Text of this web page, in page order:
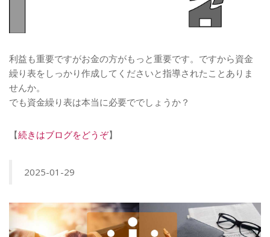
利益も重要ですがお金の方がもっと重要です。ですから資金
繰り表をしっかり作成してくださいと指導されたことありま
せんか。
でも資金繰り表は本当に必要ででしょうか？
【続きはブログをどうぞ】
2025-01-29